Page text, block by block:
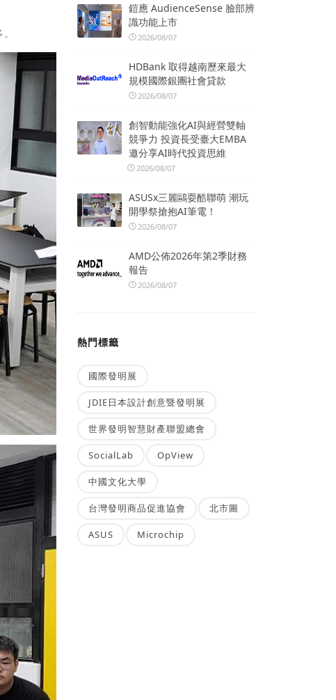
鎧應 AudienceSense 臉部辨
識功能上市
2026/08/07
HDBank 取得越南歷來最大
規模國際銀團社會貸款
2026/08/07
創智動能強化AI與經營雙軸
競爭力 投資長受臺大EMBA
邀分享AI時代投資思維
2026/08/07
ASUSx三麗鷗耍酷聯萌 潮玩
開學祭搶抱AI筆電！
2026/08/07
AMD公佈2026年第2季財務
報告
2026/08/07
熱門標籤
國際發明展
JDIE日本設計創意暨發明展
世界發明智慧財產聯盟總會
SocialLab OpView
中國文化大學
台灣發明商品促進協會 北市圖
ASUS Microchip